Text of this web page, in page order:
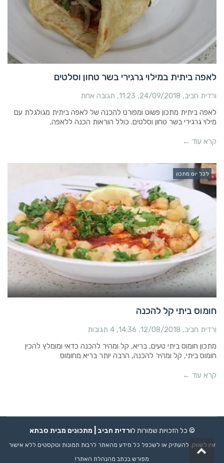
לאפה ביתית במילוי גרגירי בשר טחון וסלטים
ורדית חביב 24/09/2018
11:23 תגובה אחת
לאפה ביתית מתכון פשוט ומפורט להכנה של לאפה ביתית מגולגלת עם
מילוי גרגירי בשר טחון וסלטים. כולל הוראות הכנה ללאפה,
קרא עוד ←
לכל יום מתכון
חומוס ביתי קל להכנה
ורדית חביב 12/08/2018
14:36 4 תגובות
מתכון חומוס ביתי טעים, בריא, קל ומהיר להכנה כדאי ומומלץ להכין
חומוס ביתי, קל ומהיר להכנה, הרבה יותר בריא מחומוס
קרא עוד ←
© כל הזכויות שמורות לורדית חביב | מתכונים מבית סבתא
אין לשווק, להעתיק או לשכפל כל מידע מהאתר לרבות תמונות וטקסטים ללא אישור
מפורש בכתב מהנהלת האתר!
גלילה